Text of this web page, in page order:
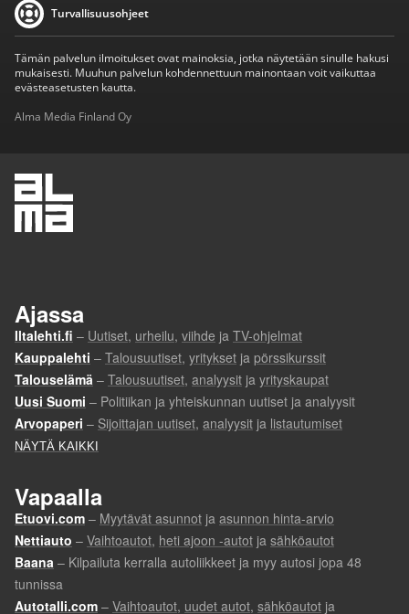
Turvallisuusohjeet
Tämän palvelun ilmoitukset ovat mainoksia, jotka näytetään sinulle hakusi
mukaisesti. Muuhun palvelun kohdennettuun mainontaan voit vaikuttaa
evästeasetusten kautta.
Alma Media Finland Oy